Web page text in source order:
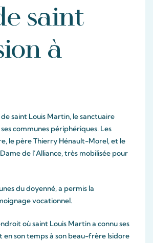
saint
à
de saint Louis Martin, le sanctuaire
communes périphériques. Les
le père Thierry Hénault-Morel, et le
de l’Alliance, très mobilisée pour
du doyenné, a permis la
vocationnel.
où saint Louis Martin a connu ses
son temps à son beau-frère Isidore